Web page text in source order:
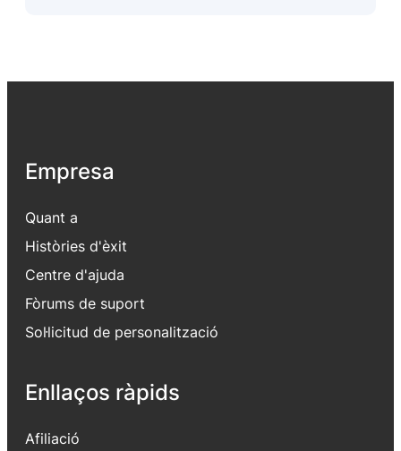
Empresa
Quant a
Històries d'èxit
Centre d'ajuda
Fòrums de suport
Sol·licitud de personalització
Enllaços ràpids
Afiliació